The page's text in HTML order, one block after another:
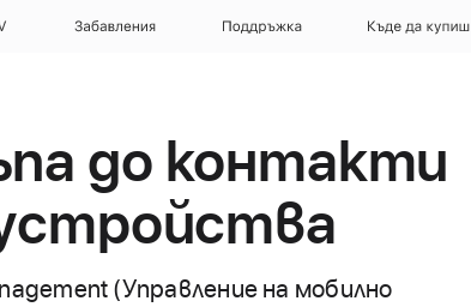
Забавления Поддръжка Къде да купиш
до контакти
(Управление на мобилно